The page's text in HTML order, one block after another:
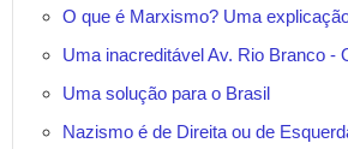
O que é Marxismo? Uma
Uma inacreditável Av. Rio Branco -
Uma solução para o Brasil
Nazismo é de Direita ou de